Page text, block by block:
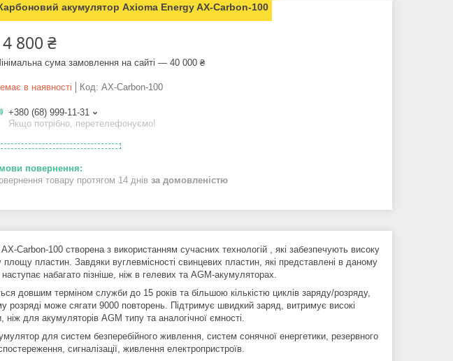
акумулятор Axioma Energy AX-Carbon-100
800 ₴
сума замовлення на сайті — 40 000 ₴
в наявності Код: AX-Carbon-100
+380 (68) 999-11-31
Якщо потрібно, перетелефонуємо!
товару протягом 14 днів за домовленістю
Carbon-100 створена з використанням сучасних технологій , які забезпечують високу
площу пластин. Завдяки вуглевмісності свинцевих пластин, які представлені в даному
набагато пізніше, ніж в гелевих та AGM-акумуляторах.
довшим терміном служби до 15 років та більшою кількістю циклів заряду/розряду,
розряді може сягати 9000 повторень. Підтримує швидкий заряд, витримує високі
для акумуляторів AGM типу та аналогічної ємності.
для систем безперебійного живлення, систем сонячної енергетики, резервного
сигналізації, живлення електропристроїв.